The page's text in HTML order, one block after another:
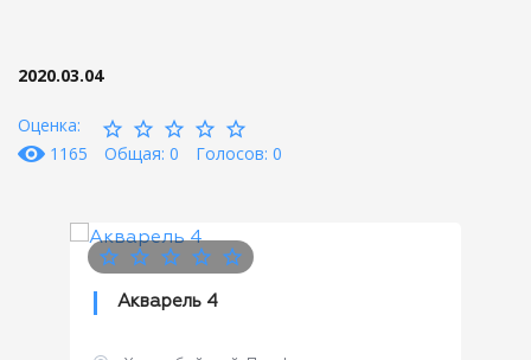
2020.03.04
Оценка:
1165
Общая: 0 Голосов: 0
Акварель 4